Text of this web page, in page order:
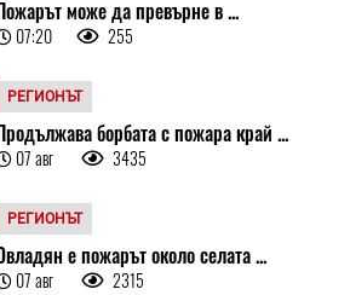
може да превърне в ...
07:20 255
РЕГИОНЪТ
борбата с пожара край ...
07 авг 3435
РЕГИОНЪТ
е пожарът около селата ...
07 авг 2315